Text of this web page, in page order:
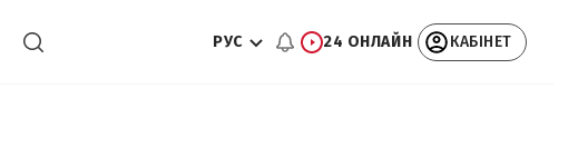
РУС 24 ОНЛАЙН КАБІНЕТ